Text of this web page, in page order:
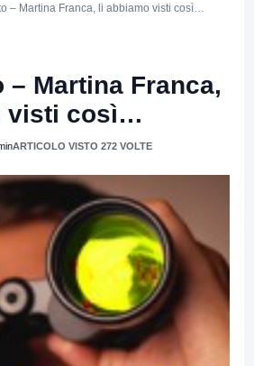
– Martina Franca, li abbiamo visti così…
– Martina Franca,
visti così…
ARTICOLO VISTO 272 VOLTE